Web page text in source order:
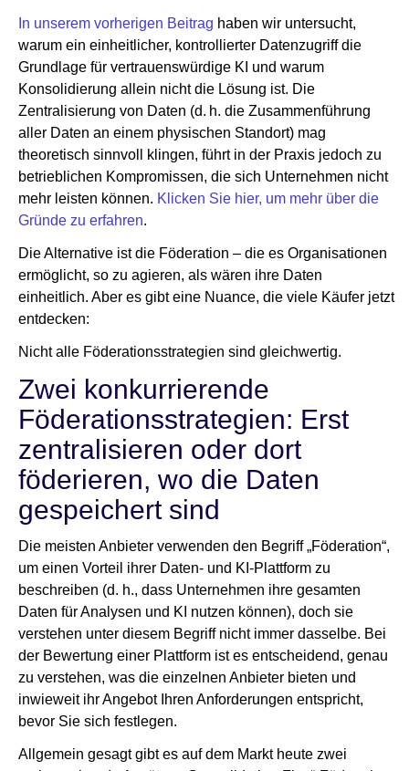
In unserem vorherigen Beitrag haben wir untersucht,
warum ein einheitlicher, kontrollierter Datenzugriff die
Grundlage für vertrauenswürdige KI und warum
Konsolidierung allein nicht die Lösung ist. Die
Zentralisierung von Daten (d. h. die Zusammenführung
aller Daten an einem physischen Standort) mag
theoretisch sinnvoll klingen, führt in der Praxis jedoch zu
betrieblichen Kompromissen, die sich Unternehmen nicht
mehr leisten können. Klicken Sie hier, um mehr über die
Gründe zu erfahren.
Die Alternative ist die Föderation – die es Organisationen
ermöglicht, so zu agieren, als wären ihre Daten
einheitlich. Aber es gibt eine Nuance, die viele Käufer jetzt
entdecken:
Nicht alle Föderationsstrategien sind gleichwertig.
Zwei konkurrierende
Föderationsstrategien: Erst
zentralisieren oder dort
föderieren, wo die Daten
gespeichert sind
Die meisten Anbieter verwenden den Begriff „Föderation“,
um einen Vorteil ihrer Daten- und KI-Plattform zu
beschreiben (d. h., dass Unternehmen ihre gesamten
Daten für Analysen und KI nutzen können), doch sie
verstehen unter diesem Begriff nicht immer dasselbe. Bei
der Bewertung einer Plattform ist es entscheidend, genau
zu verstehen, was die einzelnen Anbieter bieten und
inwieweit ihr Angebot Ihren Anforderungen entspricht,
bevor Sie sich festlegen.
Allgemein gesagt gibt es auf dem Markt heute zwei